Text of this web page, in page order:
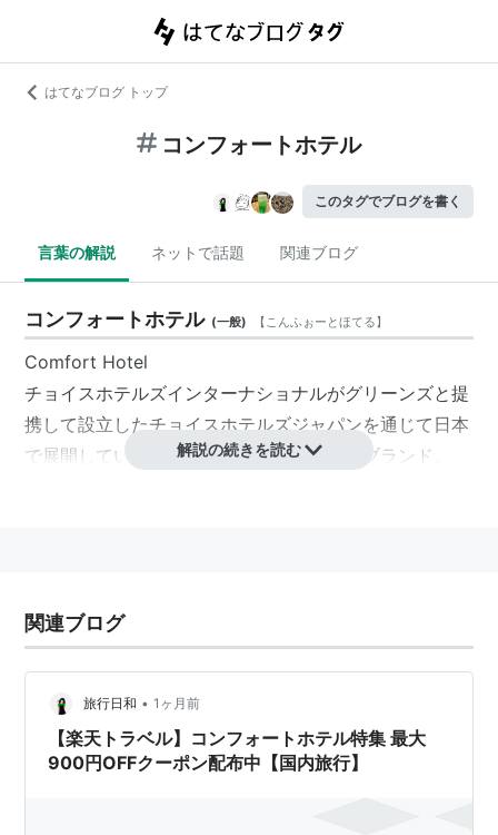
はてなブログ トップ
コンフォートホテル
このタグでブログを書く
言葉の解説 ネットで話題 関連ブログ
コンフォートホテル (一般) 【こんふぉーとほてる】
Comfort Hotel
チョイスホテルズインターナショナルがグリーンズと提
携して設立したチョイスホテルズジャパンを通じて日本
で展開しているビジネスホテルチェーンのブランド。
解説の続きを読む
関連ブログ
旅行日和 • 1ヶ月前
【楽天トラベル】コンフォートホテル特集 最大
900円OFFクーポン配布中【国内旅行】